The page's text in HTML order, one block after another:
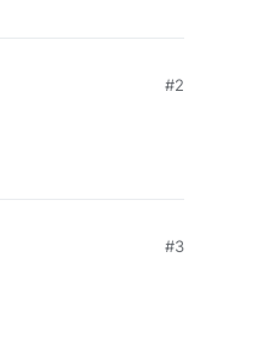
#2
#3